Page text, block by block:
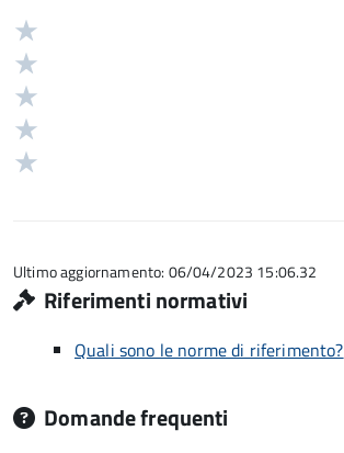
Valutazione
5
Ultimo aggiornamento: 06/04/2023 15:06.32
Riferimenti normativi
Quali sono le norme di riferimento?
Domande frequenti